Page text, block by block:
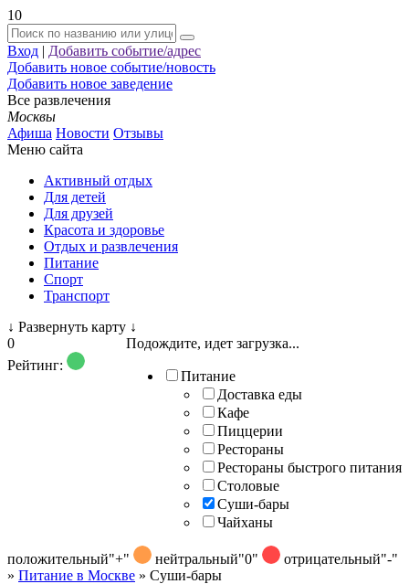
10
Вход | Добавить событие/адрес
Добавить новое событие/новость
Добавить новое заведение
Все развлечения
Москвы
Афиша Новости Отзывы
Меню сайта
Активный отдых
Для детей
Для друзей
Красота и здоровье
Отдых и развлечения
Питание
Спорт
Транспорт
↓ Развернуть карту ↓
Подождите, идет загрузка...
Питание
Доставка еды
Кафе
Пиццерии
Рестораны
Рестораны быстрого питания
Столовые
Суши-бары
Чайханы
0
Рейтинг:
положительный"+" нейтральный"0" отрицательный"-"
» Питание в Москве » Суши-бары